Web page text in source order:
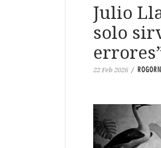
Julio
solo
22 Feb 2026 /